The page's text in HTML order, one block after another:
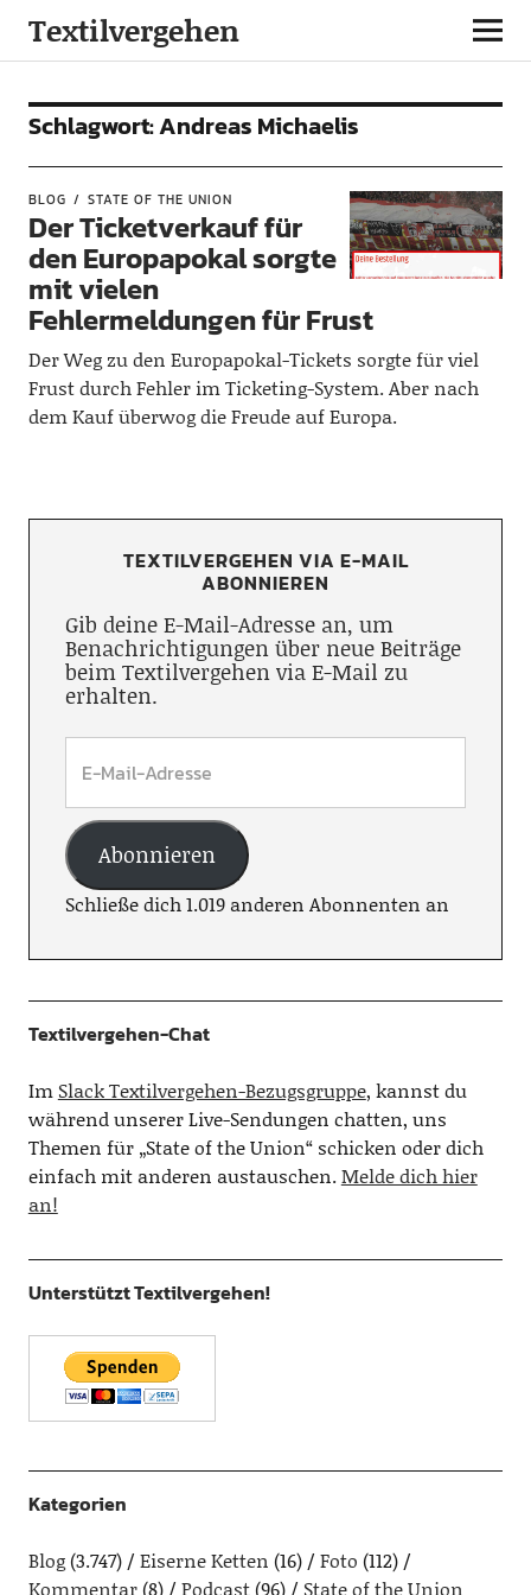
Textilvergehen
Schlagwort:Andreas Michaelis
BLOG STATE OF THE UNION
Der Ticketverkauf für
den Europapokal sorgte
mit vielen
Fehlermeldungen für Frust
Der Weg zu den Europapokal-Tickets sorgte für viel
Frust durch Fehler im Ticketing-System. Aber nach
dem Kauf überwog die Freude auf Europa.
TEXTILVERGEHEN VIA E-MAIL
ABONNIEREN
Gib deine E-Mail-Adresse an, um
Benachrichtigungen über neue Beiträge
beim Textilvergehen via E-Mail zu
erhalten.
Abonnieren
Schließe dich 1.019 anderen Abonnenten an
Textilvergehen-Chat
Im Slack Textilvergehen-Bezugsgruppe, kannst du
während unserer Live-Sendungen chatten, uns
Themen für „State of the Union“ schicken oder dich
einfach mit anderen austauschen.Melde dich hier
an!
Unterstützt Textilvergehen!
Kategorien
Blog(3.747) Eiserne Ketten (16) Foto (112)
Kommentar(8) Podcast(96) State of the Union